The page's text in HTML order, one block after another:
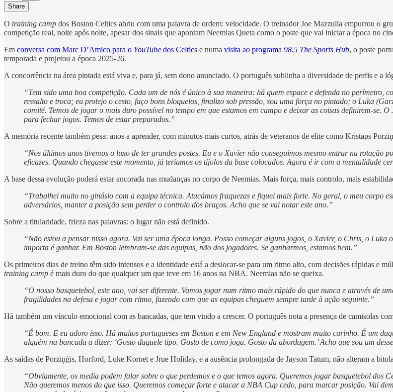
Share
O training camp dos Boston Celtics abriu com uma palavra de ordem: velocidade. O treinador Joe Mazzulla empurrou o
competição real, noite após noite, apesar dos sinais que apontam Neemias Queta como o poste que vai iniciar a época no
Em conversa com Marc D’Amico para o YouTube dos Celtics e numa visita ao programa 98.5 The Sports Hub, o poste
temporada e projetou a época 2025-26.
A concorrência na área pintada está viva e, para já, sem dono anunciado. O português sublinha a diversidade de perfis e a
“Tem sido uma boa competição. Cada um de nós é único à sua maneira: há quem espace e defenda no
ressalto e troca; eu protejo o cesto, faço bons bloqueios, finalizo sob pressão, sou uma força no pintado; o Luka
comité. Temos de jogar o mais duro possível no tempo em que estamos em campo e deixar as coisas definirem-se.
para fechar jogos. Temos de estar preparados.”
A memória recente também pesa: anos a aprender, com minutos mais curtos, atrás de veteranos de elite como Kristaps
“Nos últimos anos tivemos o luxo de ter grandes postes. Eu e o Xavier não conseguimos mesmo entrar na rotação
eficazes. Quando chegasse este momento, já teríamos os tijolos da base colocados. Agora é ir com a mentalidade
A base dessa evolução poderá estar ancorada nas mudanças no corpo de Neemias. Mais força, mais controlo, mais
“Trabalhei muito no ginásio com a equipa técnica. Atacámos fraquezas e fiquei mais forte. No geral, o meu corpo
adversários, manter a posição sem perder o controlo dos braços. Acho que se vai notar este ano.”
Sobre a titularidade, frieza nas palavras: o lugar não está definido.
“Não estou a pensar nisso agora. Vai ser uma época longa. Posso começar alguns jogos, o Xavier, o Chris, o
importa é ganhar. Em Boston lembram-se das equipas, não dos jogadores. Se ganharmos, estamos bem.”
Os primeiros dias de treino têm sido intensos e a identidade está a deslocar-se para um ritmo alto, com decisões rápidas e
training camp é mais duro do que qualquer um que teve em 16 anos na NBA. Neemias não se queixa.
“O nosso basquetebol, este ano, vai ser diferente. Vamos jogar num ritmo mais rápido do que nunca e através de
fragilidades na defesa e jogar com ritmo, fazendo com que as equipas cheguem sempre tarde à ação seguinte.”
Há também um vínculo emocional com as bancadas, que tem vindo a crescer. O português nota a presença de camisolas
“É bom. E eu adoro isso. Há muitos portugueses em Boston e em New England e mostram muito carinho. É um
alguém na bancada a dizer: ‘Gosto daquele tipo. Gosto de como joga. Gosto da abordagem.’ Acho que sou um
As saídas de Porziņģis, Horford, Luke Kornet e Jrue Holiday, e a ausência prolongada de Jayson Tatum, não alteram a
“Obviamente, os media podem falar sobre o que perdemos e o que temos agora. Queremos jogar basquetebol dos
Não queremos menos do que isso. Queremos começar forte e atacar a NBA Cup cedo, para marcar posição. Vai